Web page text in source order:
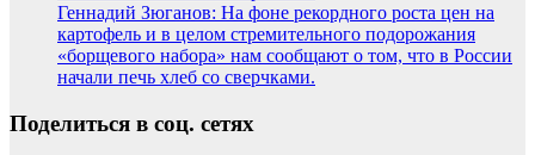
Геннадий Зюганов: На фоне рекордного роста цен на
картофель и в целом стремительного подорожания
«борщевого набора» нам сообщают о том, что в России
начали печь хлеб со сверчками.
Поделиться в соц. сетях